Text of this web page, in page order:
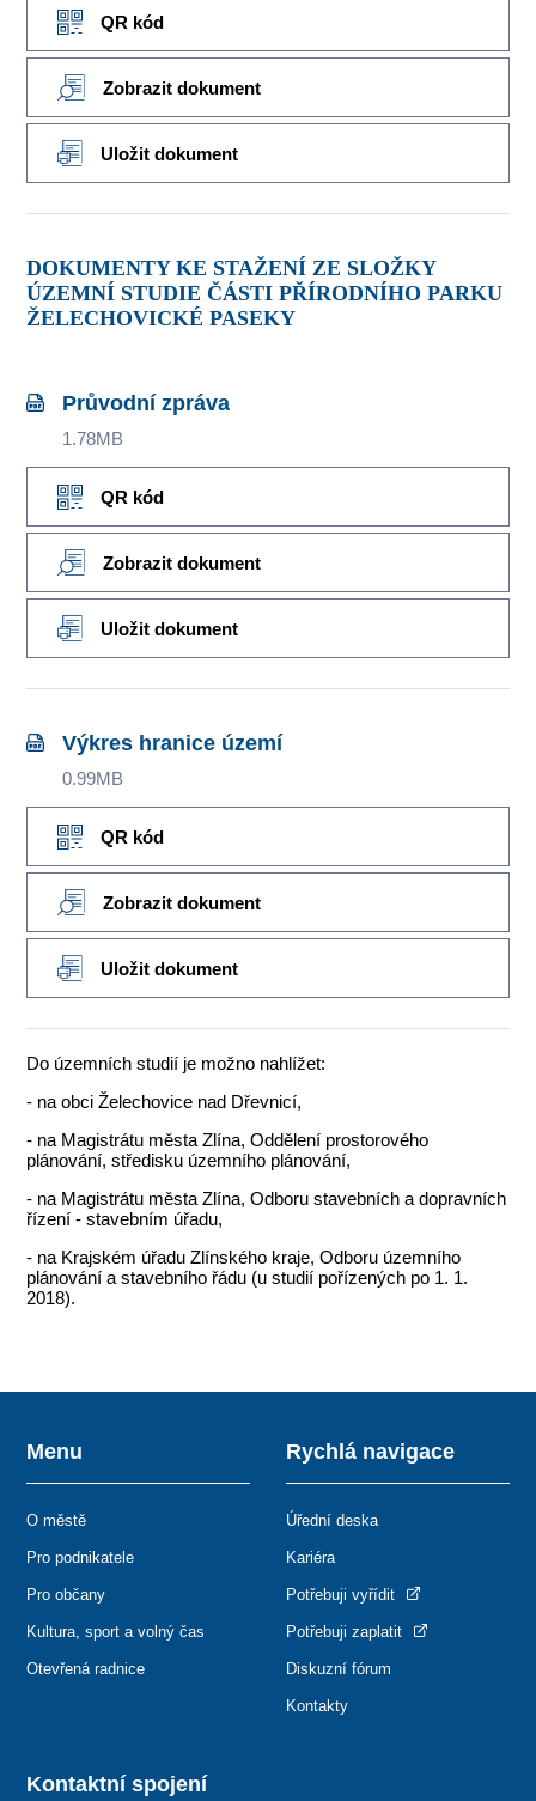
QR kód
Zobrazit dokument
Uložit dokument
DOKUMENTY KE STAŽENÍ ZE SLOŽKY
ÚZEMNÍ STUDIE ČÁSTI PŘÍRODNÍHO PARKU
ŽELECHOVICKÉ PASEKY
Průvodní zpráva
1.78MB
QR kód
Zobrazit dokument
Uložit dokument
Výkres hranice území
0.99MB
QR kód
Zobrazit dokument
Uložit dokument
Do územních studií je možno nahlížet:
- na obci Želechovice nad Dřevnicí,
- na Magistrátu města Zlína, Oddělení prostorového
plánování, středisku územního plánování,
- na Magistrátu města Zlína, Odboru stavebních a dopravních
řízení - stavebním úřadu,
- na Krajském úřadu Zlínského kraje, Odboru územního
plánování a stavebního řádu (u studií pořízených po 1. 1.
2018).
Kontaktní spojení
Menu
O městě
Pro podnikatele
Pro občany
Kultura, sport a volný čas
Otevřená radnice
Rychlá navigace
Úřední deska
Kariéra
Potřebuji vyřídit
Potřebuji zaplatit
Diskuzní fórum
Kontakty